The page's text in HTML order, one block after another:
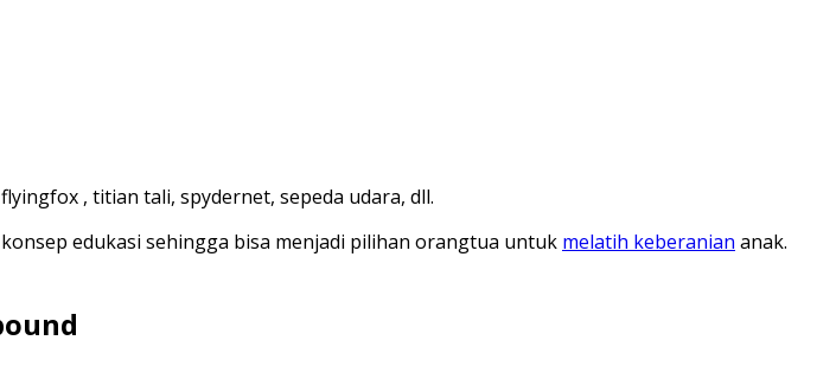
, titian tali, spydernet, sepeda udara, dll.
edukasi sehingga bisa menjadi pilihan orangtua untuk melatih keberanian anak.